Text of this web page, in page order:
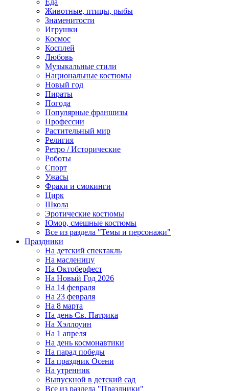
Еда
Животные, птицы, рыбы
Знаменитости
Игрушки
Космос
Косплей
Любовь
Музыкальные стили
Национальные костюмы
Новый год
Пираты
Погода
Популярные франшизы
Профессии
Растительный мир
Религия
Ретро / Исторические
Роботы
Спорт
Ужасы
Фраки и смокинги
Цирк
Школа
Эротические костюмы
Юмор, смешные костюмы
Все из раздела "Темы и персонажи"
Праздники
На детский спектакль
На масленицу
На Октоберфест
На Новый Год 2026
На 14 февраля
На 23 февраля
На 8 марта
На день Св. Патрика
На Хэллоуин
На 1 апреля
На день космонавтики
На парад победы
На праздник Осени
На утренник
Выпускной в детский сад
Все из раздела "Праздники"